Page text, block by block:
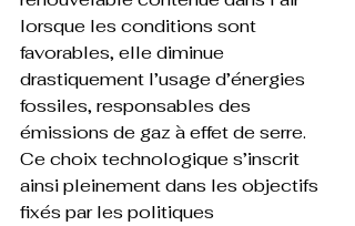
lorsque les conditions sont
favorables, elle diminue
drastiquement l’usage d’énergies
fossiles, responsables des
émissions de gaz à effet de serre.
Ce choix technologique s’inscrit
ainsi pleinement dans les objectifs
fixés par les politiques